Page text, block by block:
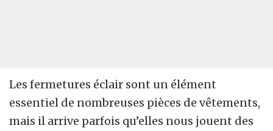
Les fermetures éclair sont un élément
essentiel de nombreuses pièces de vêtements,
mais il arrive parfois qu’elles nous jouent des